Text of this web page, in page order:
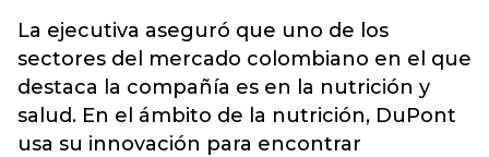
La ejecutiva aseguró que uno de los
sectores del mercado colombiano en el que
destaca la compañía es en la nutrición y
salud. En el ámbito de la nutrición, DuPont
usa su innovación para encontrar